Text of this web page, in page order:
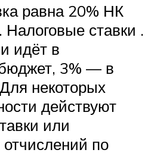
равна 20% НК
ставки .
идёт в
3% — в
некоторых
действуют
или
по